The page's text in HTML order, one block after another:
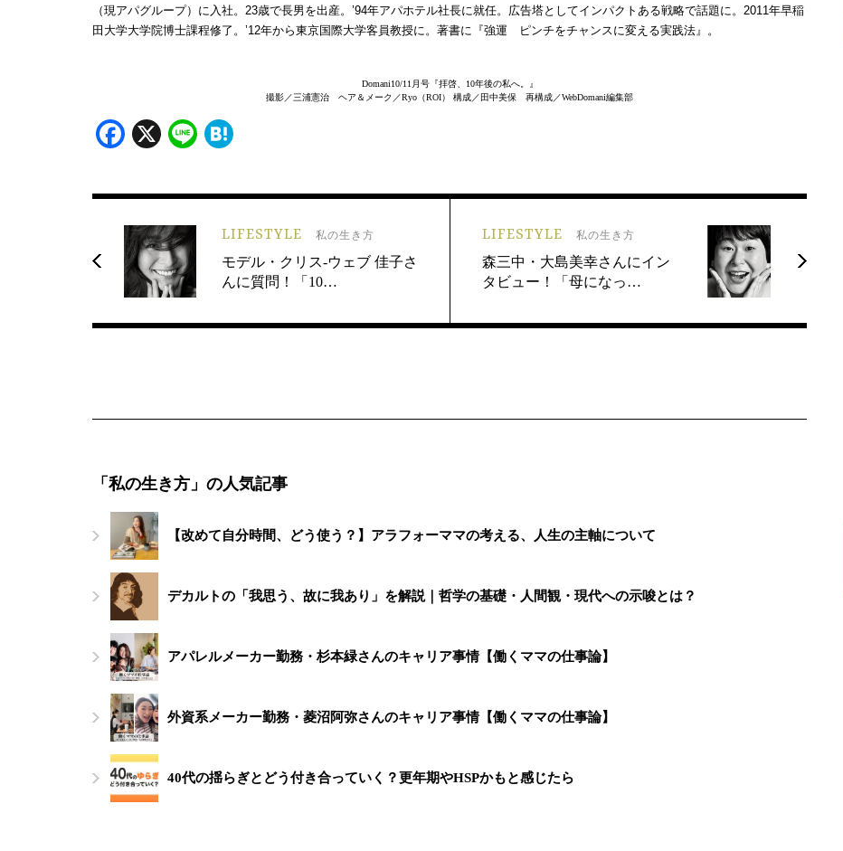
（現アパグループ）に入社。23歳で長男を出産。’94年アパホテル社長に就任。広告塔としてインパクトある戦略で話題に。2011年早稲
田大学大学院博士課程修了。’12年から東京国際大学客員教授に。著書に『強運 ピンチをチャンスに変える実践法』。
Domani10/11月号『拝啓、10年後の私へ。』
撮影／三浦憲治 ヘア＆メーク／Ryo（ROI） 構成／田中美保 再構成／WebDomani編集部
Facebook
X Line
LIFESTYLE 私の生き方
モデル・クリス-ウェブ 佳子さ
んに質問！「10…
LIFESTYLE 私の生き方
森三中・大島美幸さんにイン
タビュー！「母になっ…
「私の生き方」の人気記事
【改めて自分時間、どう使う？】アラフォーママの考える、人生の主軸について
デカルトの「我思う、故に我あり」を解説｜哲学の基礎・人間観・現代への示唆とは？
アパレルメーカー勤務・杉本緑さんのキャリア事情【働くママの仕事論】
外資系メーカー勤務・菱沼阿弥さんのキャリア事情【働くママの仕事論】
40代の揺らぎとどう付き合っていく？更年期やHSPかもと感じたら